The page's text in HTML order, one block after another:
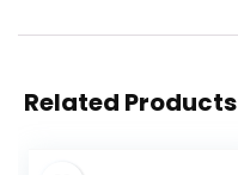
Related Products